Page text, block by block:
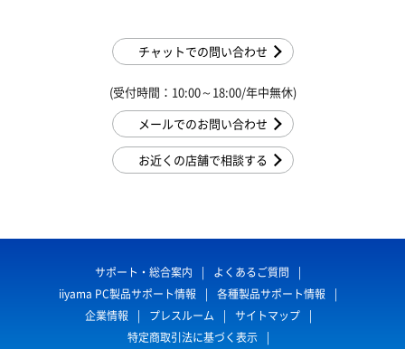
チャットでの問い合わせ
(受付時間：10:00～18:00/年中無休)
メールでのお問い合わせ
お近くの店舗で相談する
サポート・総合案内
よくあるご質問
iiyama PC製品サポート情報
各種製品サポート情報
企業情報
プレスルーム
サイトマップ
特定商取引法に基づく表示